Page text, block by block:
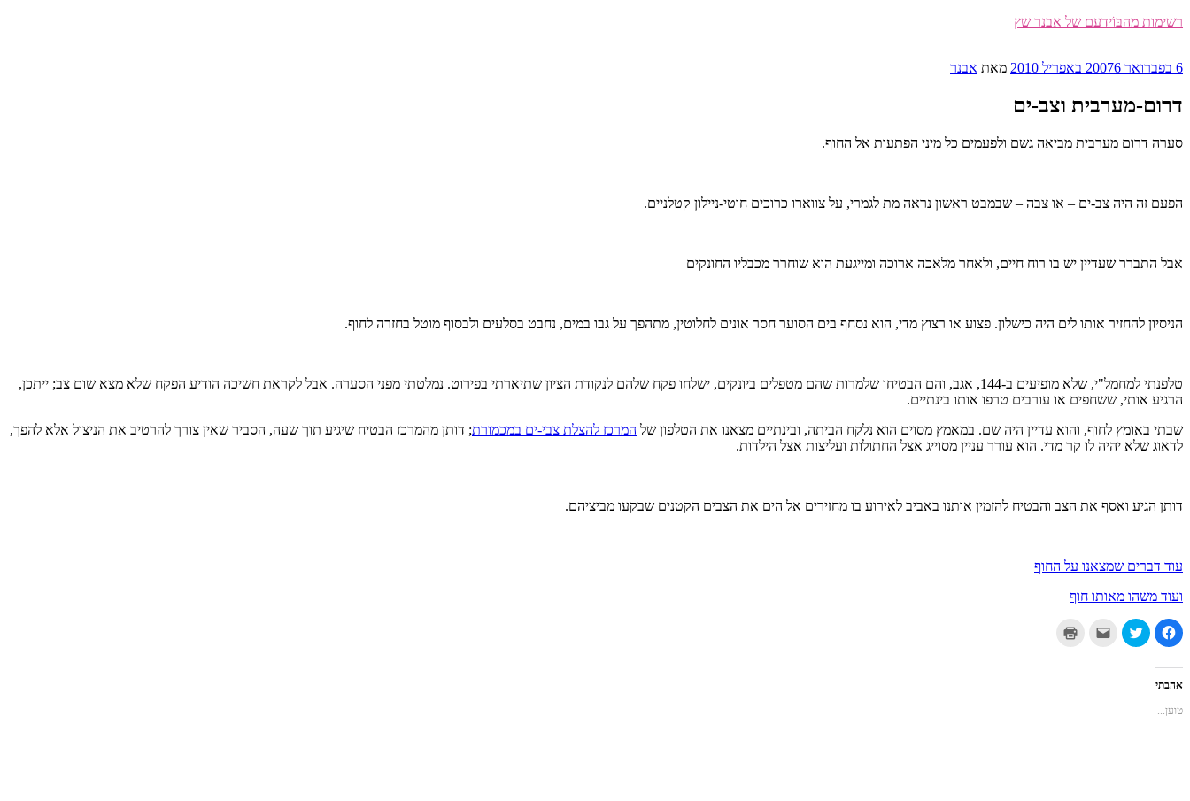
דילוג
רשימות מהבּוֹידעם של אבנר שץ
פורסם
6 בפברואר 2007 6 באפריל 2010 מאת אבנר
דרום-מערבית וצב-ים
סערה דרום מערבית מביאה גשם ולפעמים כל מיני הפתעות אל החוף.
הפעם זה היה צב-ים – או צבה – שבמבט ראשון נראה מת לגמרי, על צווארו כרוכים חוטי-ניילון קטלניים.
אבל התברר שעדיין יש בו רוח חיים, ולאחר מלאכה ארוכה ומייגעת הוא שוחרר מכבליו החונקים
הניסיון להחזיר אותו לים היה כישלון. פצוע או רצוץ מדי, הוא נסחף בים הסוער חסר אונים לחלוטין, מתהפך על גבו במים, נחבט בסלעים ולבסוף מוטל בחזרה לחוף.
טלפנתי למחמל"י, שלא מופיעים ב-144, אגב, והם הבטיחו שלמרות שהם מטפלים ביונקים, ישלחו פקח שלהם לנקודת הציון שתיארתי בפירוט. נמלטתי מפני הסערה. אבל לקראת חשיכה הודיע הפקח שלא מצא שום צב; ייתכן,
הרגיע אותי, ששחפים או עורבים טרפו אותו בינתיים.
שבתי באומץ לחוף, והוא עדיין היה שם. במאמץ מסוים הוא נלקח הביתה, ובינתיים מצאנו את הטלפון של המרכז להצלת צבי-ים במכמורת; דותן מהמרכז הבטיח שיגיע תוך שעה, הסביר שאין צורך להרטיב את הניצול אלא להפך,
לדאוג שלא יהיה לו קר מדי. הוא עורר עניין מסוייג אצל החתולות ועליצות אצל הילדות.
דותן הגיע ואסף את הצב והבטיח להזמין אותנו באביב לאירוע בו מחזירים אל הים את הצבים הקטנים שבקעו מביציהם.
עוד דברים שמצאנו על החוף
ועוד משהו מאותו חוף
לחיצה
לשיתוף
בפייסבוק
בחלון
חדש)
לחצו
כדי
לחצו
אהבתי
טוען...